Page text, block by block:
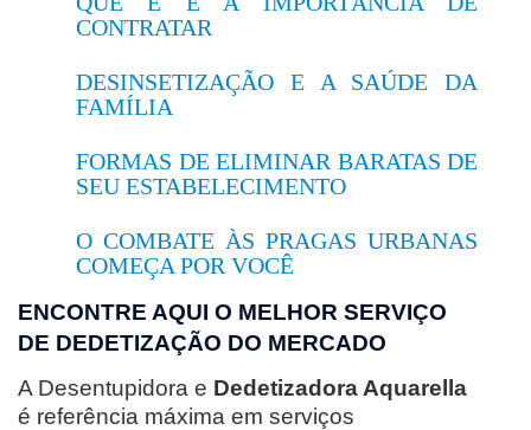
CONTRATAR
DESINSETIZAÇÃO E A SAÚDE DA
FAMÍLIA
FORMAS DE ELIMINAR BARATAS DE
SEU ESTABELECIMENTO
O COMBATE ÀS PRAGAS URBANAS
COMEÇA POR VOCÊ
ENCONTRE AQUI O MELHOR SERVIÇO
DE DEDETIZAÇÃO DO MERCADO
A Desentupidora e Dedetizadora Aquarella
é referência máxima em serviços